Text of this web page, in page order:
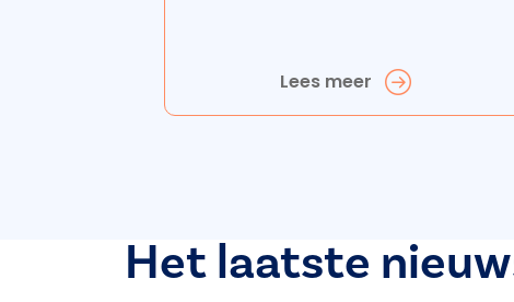
Lees meer
Het laatste